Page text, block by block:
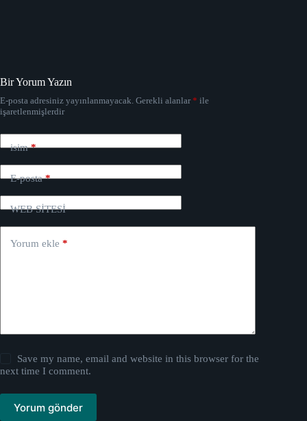
Bir Yorum Yazın
E-posta adresiniz yayınlanmayacak. Gerekli alanlar* ile
işaretlenmişlerdir
isim*
E-posta*
WEB SİTESİ
Yorum ekle *
Save my name, email and website in this browser for the
next time I comment.
Yorum gönder